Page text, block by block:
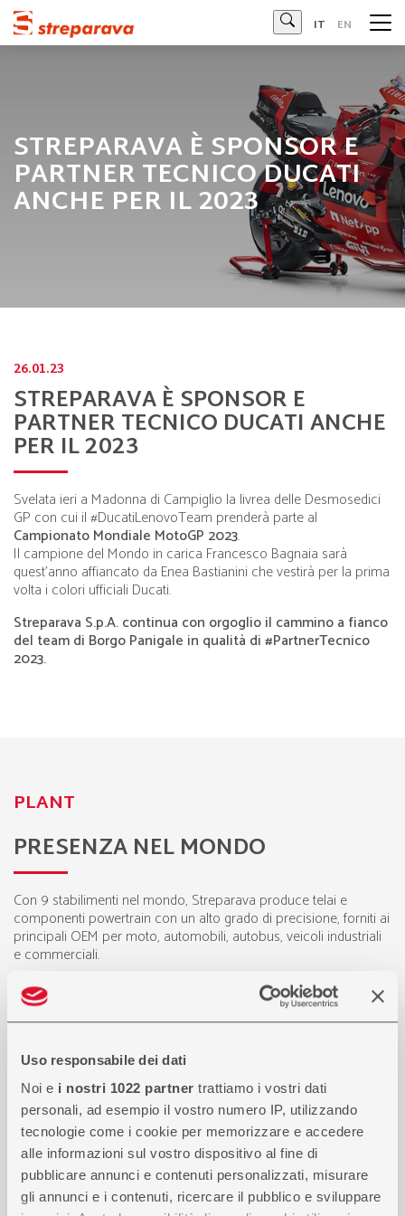
Uso responsabile dei dati
Noi e i nostri 1022 partner trattiamo i vostri dati
personali, ad esempio il vostro numero IP, utilizzando
tecnologie come i cookie per memorizzare e accedere
alle informazioni sul vostro dispositivo al fine di
pubblicare annunci e contenuti personalizzati, misurare
gli annunci e i contenuti, ricercare il pubblico e sviluppare
Streparava IT EN
STREPARAVA È SPONSOR E
PARTNER TECNICO DUCATI
ANCHE PER IL 2023
26.01.23
STREPARAVA È SPONSOR E
PARTNER TECNICO DUCATI ANCHE
PER IL 2023
Svelata ieri a Madonna di Campiglio la livrea delle Desmosedici
GP con cui il #DucatiLenovoTeam prenderà parte al
Campionato Mondiale MotoGP 2023.
Il campione del Mondo in carica Francesco Bagnaia sarà
quest’anno affiancato da Enea Bastianini che vestirà per la prima
volta i colori ufficiali Ducati.
Streparava S.p.A. continua con orgoglio il cammino a fianco
del team di Borgo Panigale in qualità di #PartnerTecnico
2023.
PLANT
PRESENZA NEL MONDO
Con 9 stabilimenti nel mondo, Streparava produce telai e
componenti powertrain con un alto grado di precisione, forniti ai
principali OEM per moto, automobili, autobus, veicoli industriali
e commerciali.